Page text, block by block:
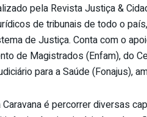
pela Revista Justiça &
de tribunais de todo o
de Justiça. Conta com o
de Magistrados (Enfam), do
para a Saúde (Fonajus),
é percorrer diversas